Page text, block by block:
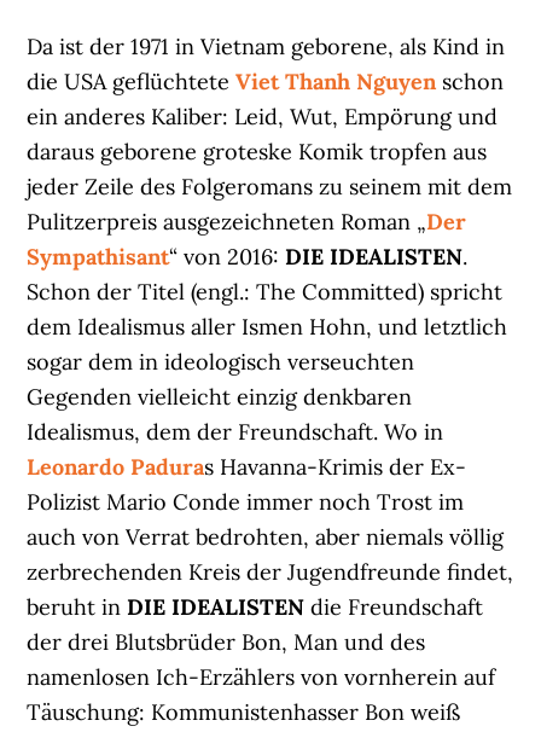
Da ist der 1971 in Vietnam geborene, als Kind in
die USA geflüchteteViet Thanh Nguyenschon
ein anderes Kaliber: Leid, Wut, Empörung und
daraus geborene groteske Komik tropfen aus
jeder Zeile des Folgeromans zu seinem mit dem
Pulitzerpreis ausgezeichneten Roman „Der
Sympathisant“ von 2016:DIE IDEALISTEN.
Schon der Titel (engl.: The Committed) spricht
dem Idealismus aller Ismen Hohn, und letztlich
sogar dem in ideologisch verseuchten
Gegenden vielleicht einzig denkbaren
Idealismus, dem der Freundschaft. Wo in
Leonardo Paduras Havanna-Krimis der Ex-
Polizist Mario Conde immer noch Trost im
auch von Verrat bedrohten, aber niemals völlig
zerbrechenden Kreis der Jugendfreunde findet,
beruht inDIE IDEALISTEN die Freundschaft
der drei Blutsbrüder Bon, Man und des
namenlosen Ich-Erzählers von vornherein auf
Täuschung: Kommunistenhasser Bon weiß